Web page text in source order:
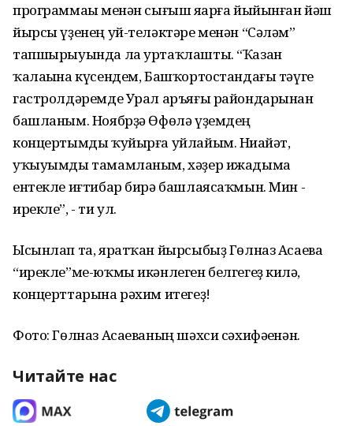
программаһы менән сығыш яһарға йыйынған йәш
йырсы үҙенең уй-теләктәре менән “Сәләм”
тапшырыуында ла уртаҡлашты. “Ҡазан
ҡалаһына күсендем, Башҡортостандағы тәүге
гастролдәремде Урал аръяғы райондарынан
башланым. Ноябрҙә Өфөлә үҙемдең
концертымды ҡуйырға уйлайым. Ниһайәт,
уҡыуымды тамамланым, хәҙер ижадыма
ентекле иғтибар бирә башлаясаҡмын. Мин -
ирекле”, - ти ул.
Ысынлап та, яратҡан йырсыбыҙ Гөлназ Асаева
“ирекле”ме-юҡмы икәнлеген белгегеҙ килһә,
концерттарына рәхим итегеҙ!
Фото: Гөлназ Асаеваның шәхси сәхифәһенән.
Читайте нас